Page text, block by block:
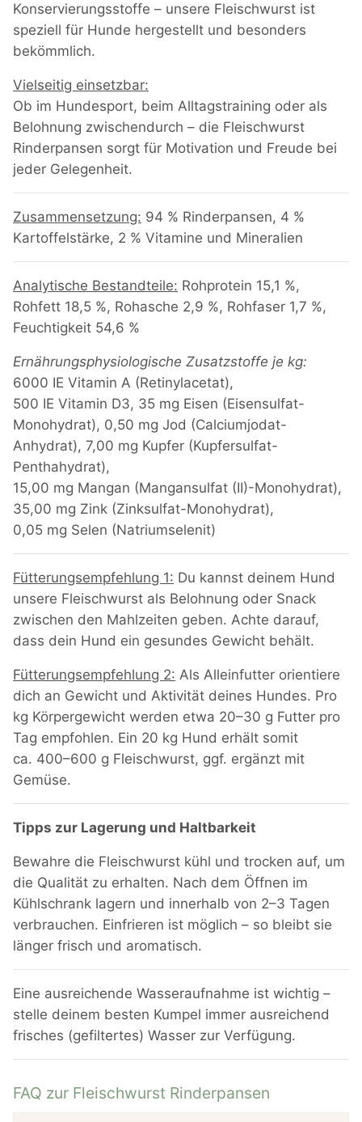
Konservierungsstoffe – unsere Fleischwurst ist
speziell für Hunde hergestellt und besonders
bekömmlich.
Vielseitig einsetzbar:
Ob im Hundesport, beim Alltagstraining oder als
Belohnung zwischendurch – die Fleischwurst
Rinderpansen sorgt für Motivation und Freude bei
jeder Gelegenheit.
Zusammensetzung: 94 % Rinderpansen, 4 %
Kartoffelstärke, 2 % Vitamine und Mineralien
Analytische Bestandteile: Rohprotein 15,1 %,
Rohfett 18,5 %, Rohasche 2,9 %, Rohfaser 1,7 %,
Feuchtigkeit 54,6 %
Ernährungsphysiologische Zusatzstoffe je kg:
6000 IE Vitamin A (Retinylacetat),
500 IE Vitamin D3, 35 mg Eisen (Eisensulfat-
Monohydrat), 0,50 mg Jod (Calciumjodat-
Anhydrat), 7,00 mg Kupfer (Kupfersulfat-
Penthahydrat),
15,00 mg Mangan (Mangansulfat (II)-Monohydrat),
35,00 mg Zink (Zinksulfat-Monohydrat),
0,05 mg Selen (Natriumselenit)
Fütterungsempfehlung 1: Du kannst deinem Hund
unsere Fleischwurst als Belohnung oder Snack
zwischen den Mahlzeiten geben. Achte darauf,
dass dein Hund ein gesundes Gewicht behält.
Fütterungsempfehlung 2: Als Alleinfutter orientiere
dich an Gewicht und Aktivität deines Hundes. Pro
kg Körpergewicht werden etwa 20–30 g Futter pro
Tag empfohlen. Ein 20 kg Hund erhält somit
ca. 400–600 g Fleischwurst, ggf. ergänzt mit
Gemüse.
Tipps zur Lagerung und Haltbarkeit
Bewahre die Fleischwurst kühl und trocken auf, um
die Qualität zu erhalten. Nach dem Öffnen im
Kühlschrank lagern und innerhalb von 2–3 Tagen
verbrauchen. Einfrieren ist möglich – so bleibt sie
länger frisch und aromatisch.
Eine ausreichende Wasseraufnahme ist wichtig –
stelle deinem besten Kumpel immer ausreichend
frisches (gefiltertes) Wasser zur Verfügung.
FAQ zur Fleischwurst Rinderpansen